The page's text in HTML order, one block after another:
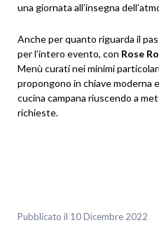
una giornata all’insegna
Anche per quanto riguarda il
per l’intero evento, con Rose
Menù curati nei minimi
propongono in chiave moderna
cucina campana riuscendo a
richieste.
Pubblicato il 10 Dicembre 2022